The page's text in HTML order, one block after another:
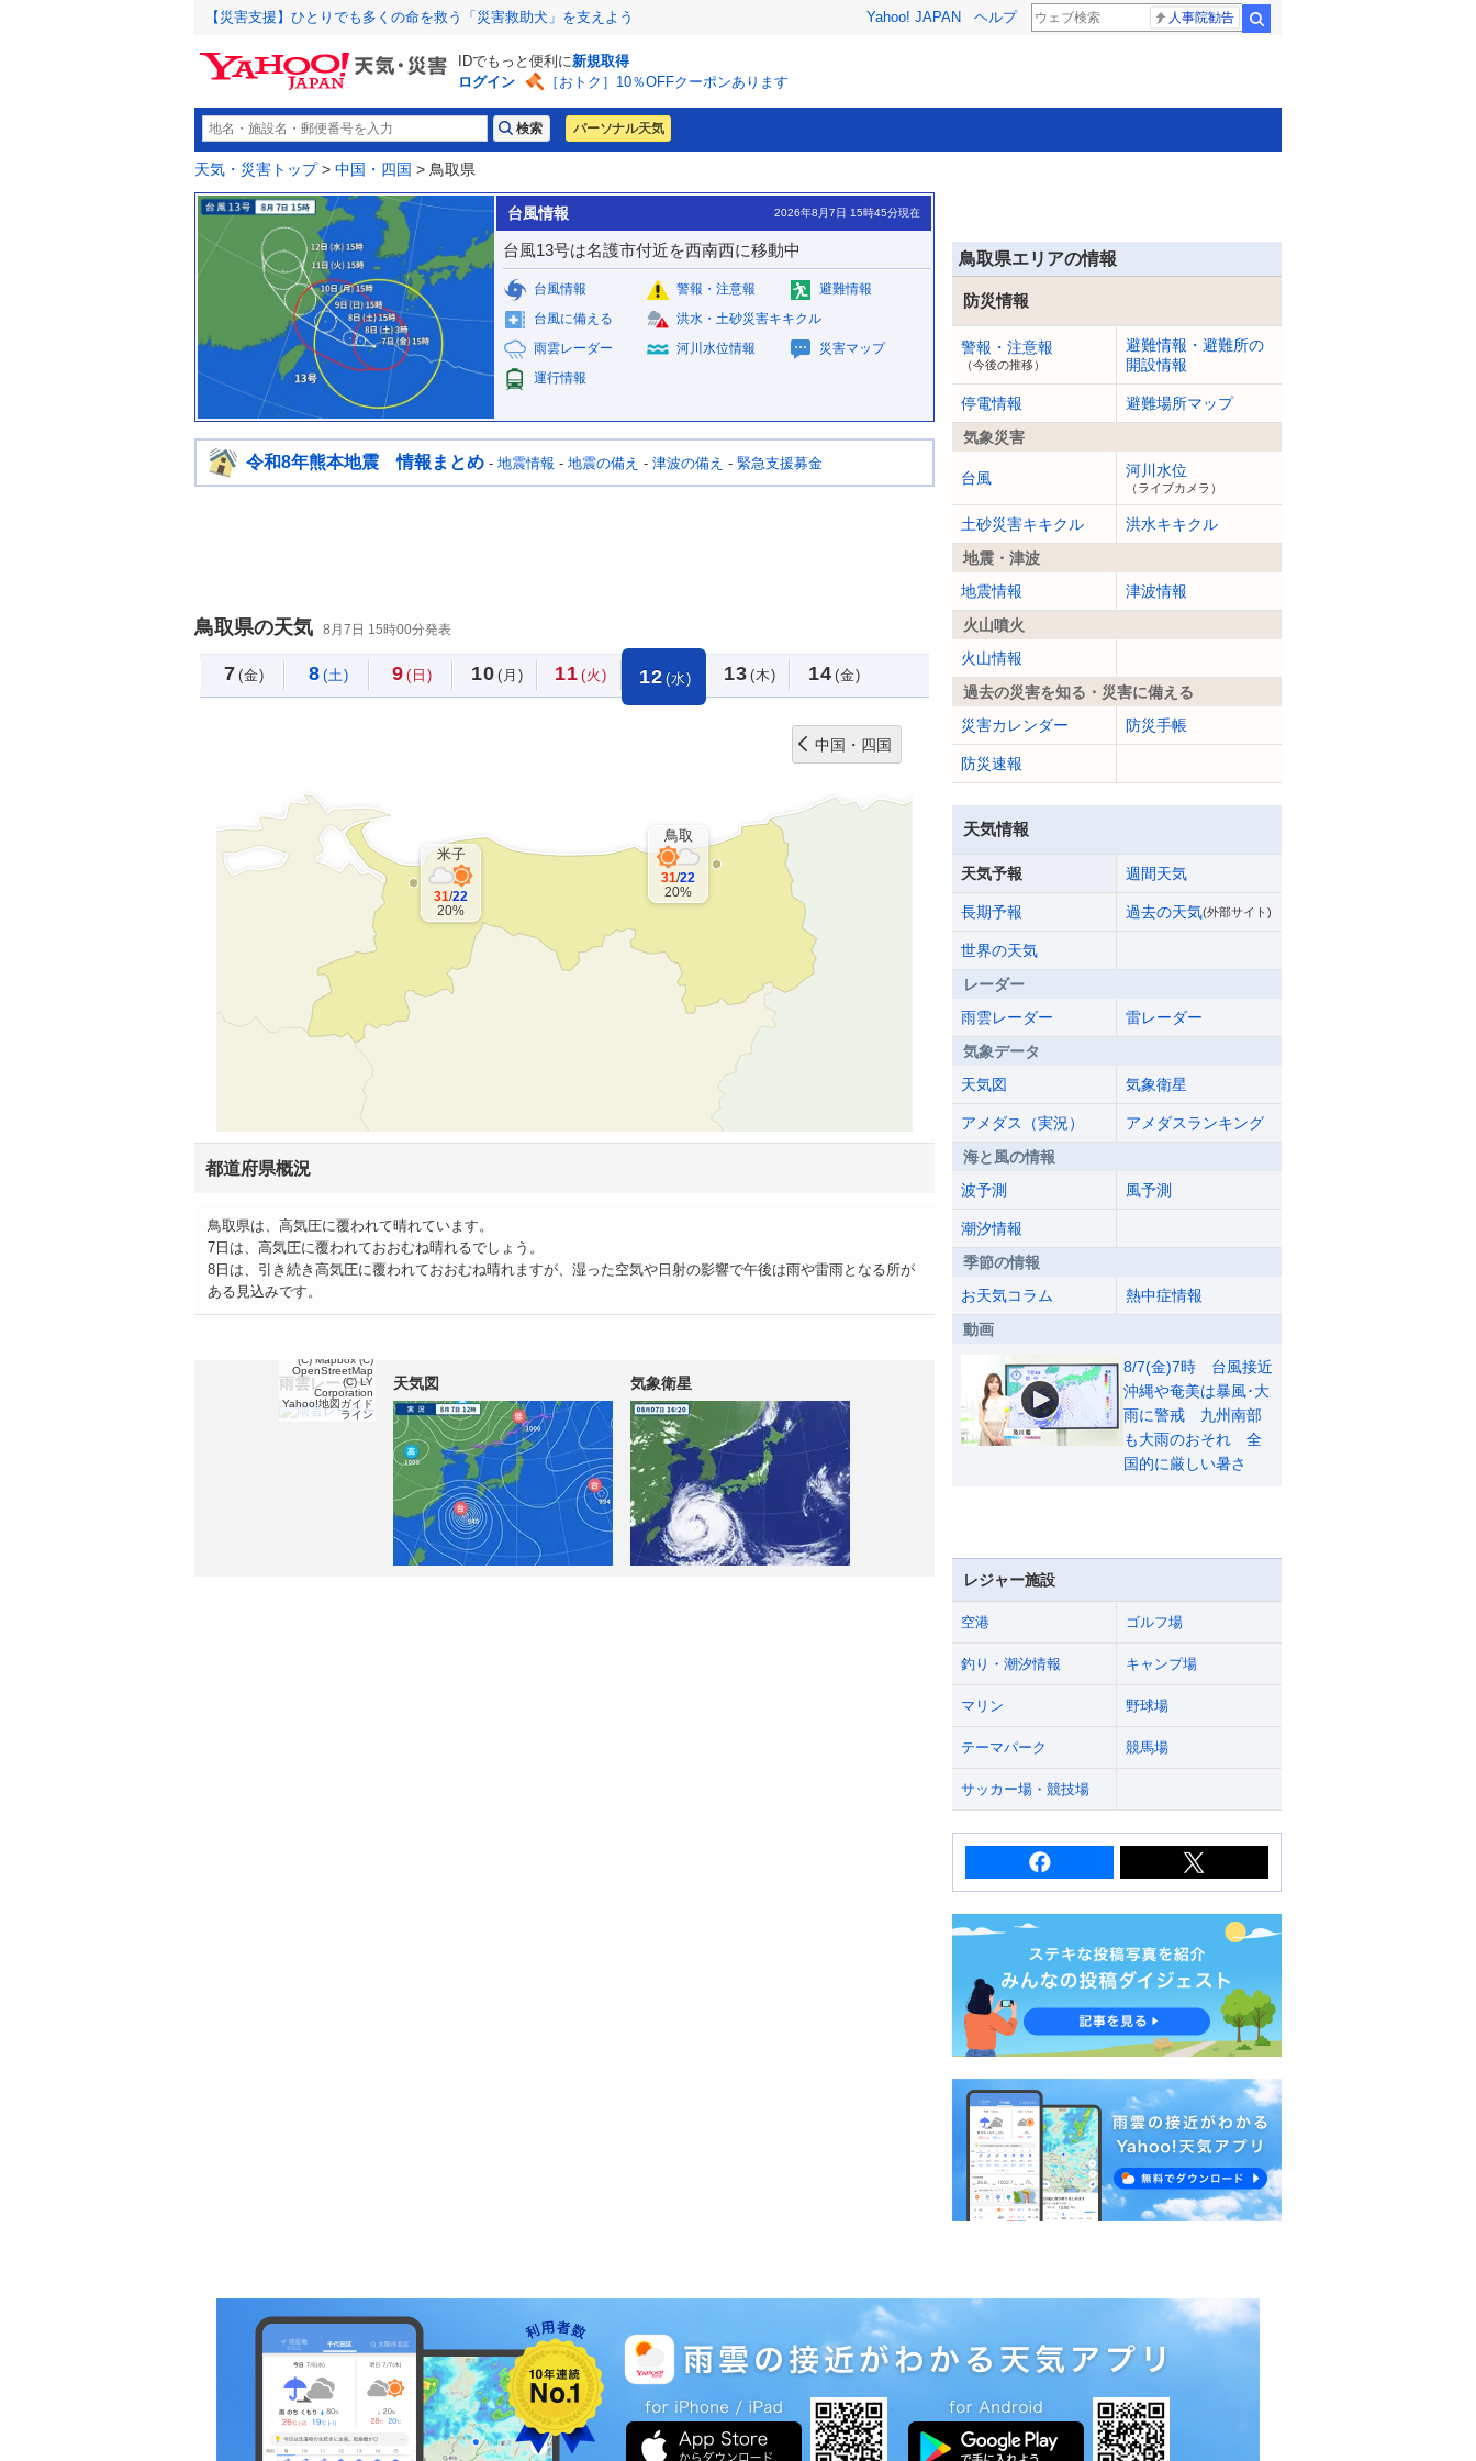
【災害支援】ひとりでも多くの命を救う「災害救助犬」を支えよう Yahoo! JAPAN ヘルプ 人事院勧告
IDでもっと便利に新規取得
ログイン
［おトク］10％OFFクーポンあります
パーソナル天気
天気・災害トップ> 中国・四国 > 鳥取県
台風情報 2026年8月7日 15時45分現在
台風13号は名護市付近を西南西に移動中
台風情報 警報・注意報
避難情報
台風に備える
洪水・土砂災害キキクル
雨雲レーダー
河川水位情報
災害マップ
運行情報
令和8年熊本地震 情報まとめ - 地震情報 - 地震の備え - 津波の備え - 緊急支援募金
鳥取県の天気 8月7日 15時00分発表
7 (金) 8 (土) 9 (日) 10 (月) 11 (火) 12 (水) 13 (木) 14 (金)
中国・四国
鳥取
31/22
20%
米子
31/22
20%
都道府県概況
鳥取県は、高気圧に覆われて晴れています。
7日は、高気圧に覆われておおむね晴れるでしょう。
8日は、引き続き高気圧に覆われておおむね晴れますが、湿った空気や日射の影響で午後は雨や雷雨となる所が
ある見込みです。
雨雲レーダー
(C) Mapbox (C)
OpenStreetMap
(C) LY
Corporation
Yahoo!地図ガイド
ライン
天気図 気象衛星
鳥取県エリアの情報
防災情報
警報・注意報
（今後の推移）
避難情報・避難所の
開設情報
停電情報
避難場所マップ
気象災害
台風 河川水位
（ライブカメラ）
土砂災害キキクル
洪水キキクル
地震・津波
地震情報
津波情報
火山噴火
火山情報
過去の災害を知る・災害に備える
災害カレンダー
防災手帳
防災速報
天気情報
天気予報 週間天気
長期予報 過去の天気(外部サイト)
世界の天気
レーダー
雨雲レーダー
雷レーダー
気象データ
天気図
気象衛星
アメダス（実況）
アメダスランキング
海と風の情報
波予測
風予測
潮汐情報
季節の情報
お天気コラム
熱中症情報
動画
8/7(金)7時 台風接近
沖縄や奄美は暴風･大
雨に警戒 九州南部
も大雨のおそれ 全
国的に厳しい暑さ
レジャー施設
空港 ゴルフ場
釣り・潮汐情報 キャンプ場
マリン 野球場
テーマパーク 競馬場
サッカー場・競技場